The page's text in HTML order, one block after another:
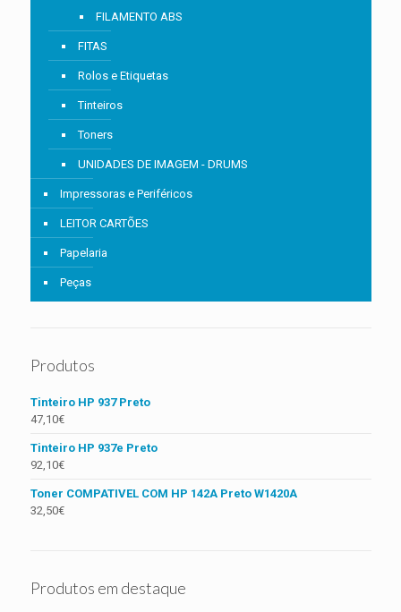
FILAMENTO ABS
FITAS
Rolos e Etiquetas
Tinteiros
Toners
UNIDADES DE IMAGEM - DRUMS
Impressoras e Periféricos
LEITOR CARTÕES
Papelaria
Peças
Produtos
Tinteiro HP 937 Preto
47,10€
Tinteiro HP 937e Preto
92,10€
Toner COMPATIVEL COM HP 142A Preto W1420A
32,50€
Produtos em destaque